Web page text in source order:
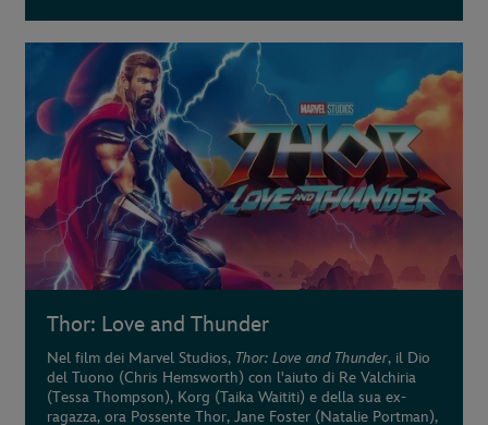
Thor: Love and Thunder
Nel film dei Marvel Studios, Thor: Love and Thunder, il Dio
del Tuono (Chris Hemsworth) con l'aiuto di Re Valchiria
(Tessa Thompson), Korg (Taika Waititi) e della sua ex-
ragazza, ora Possente Thor, Jane Foster (Natalie Portman),